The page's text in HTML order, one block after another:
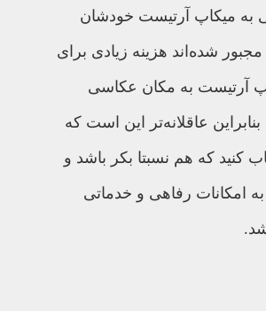
به میکاپ آرتیست خودشان
مجبور شده‌اند هزینه زیادی برای
آرتیست به مکان عکاسی
عاقلانه‌تر این است که
کنید که هم نسبتا بکر باشد و
امکانات رفاهی و خدماتی